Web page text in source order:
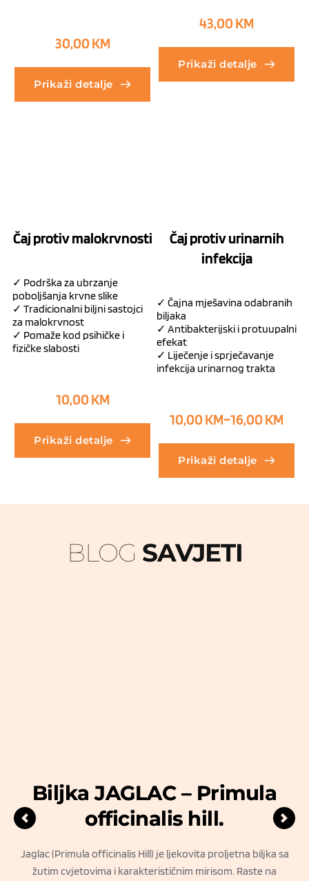
30,00 KM
Prikaži detalje
43,00 KM
Prikaži detalje
Čaj protiv malokrvnosti
✓ Podrška za ubrzanje
poboljšanja krvne slike
✓ Tradicionalni biljni sastojci
za malokrvnost
✓ Pomaže kod psihičke i
fizičke slabosti
10,00 KM
Prikaži detalje
Čaj protiv urinarnih
infekcija
✓ Čajna mješavina odabranih
biljaka
✓ Antibakterijski i protuupalni
efekat
✓ Liječenje i sprječavanje
infekcija urinarnog trakta
10,00 KM–16,00 KM
Prikaži detalje
BLOG SAVJETI
Biljka JAGLAC – Primula
officinalis hill.
Jaglac (Primula officinalis Hill) je ljekovita proljetna biljka sa
žutim cvjetovima i karakterističnim mirisom. Raste na